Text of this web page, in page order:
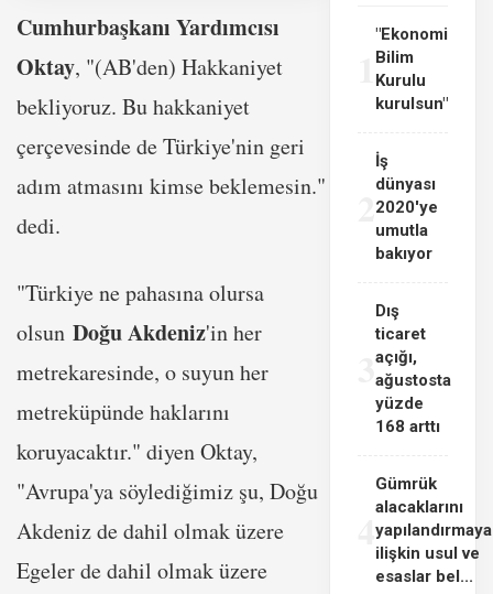
Cumhurbaşkanı Yardımcısı
Oktay, "(AB'den) Hakkaniyet
bekliyoruz. Bu hakkaniyet
çerçevesinde de Türkiye'nin geri
adım atmasını kimse beklemesin."
dedi.
"Türkiye ne pahasına olursa
olsun Doğu Akdeniz'in her
metrekaresinde, o suyun her
metreküpünde haklarını
koruyacaktır." diyen Oktay,
"Avrupa'ya söylediğimiz şu, Doğu
Akdeniz de dahil olmak üzere
Egeler de dahil olmak üzere
"Ekonomi
Bilim
Kurulu
kurulsun"
İş
dünyası
2020'ye
umutla
bakıyor
3
Dış
ticaret
açığı,
ağustosta
yüzde
168 arttı
4
Gümrük
alacaklarını
yapılandırmaya
ilişkin usul ve
esaslar bel...